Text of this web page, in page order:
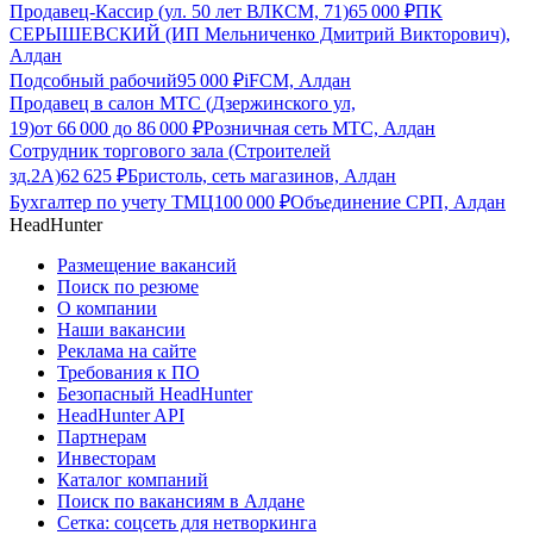
Продавец-Кассир (ул. 50 лет ВЛКСМ, 71)65 000 ₽ПК
СЕРЫШЕВСКИЙ (ИП Мельниченко Дмитрий Викторович),
Алдан
Подсобный рабочий95 000 ₽iFCM, Алдан
Продавец в салон МТС (Дзержинского ул,
19)от 66 000 до 86 000 ₽Розничная сеть МТС, Алдан
Сотрудник торгового зала (Строителей
зд.2А)62 625 ₽Бристоль, сеть магазинов, Алдан
Бухгалтер по учету ТМЦ100 000 ₽Объединение СРП, Алдан
HeadHunter
Размещение вакансий
Поиск по резюме
О компании
Наши вакансии
Реклама на сайте
Требования к ПО
Безопасный HeadHunter
HeadHunter API
Партнерам
Инвесторам
Каталог компаний
Поиск по вакансиям в Алдане
Сетка: соцсеть для нетворкинга